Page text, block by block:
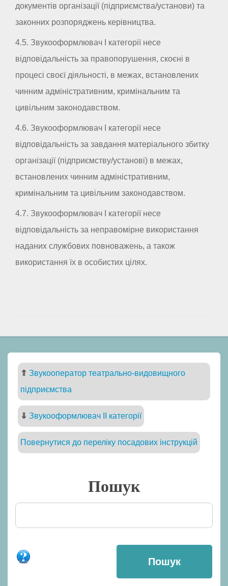
документів організації (підприємства/установи) та
законних розпоряджень керівництва.
4.5. Звукооформлювач I категорії несе
відповідальність за правопорушення, скоєні в
процесі своєї діяльності, в межах, встановлених
чинним адміністративним, кримінальним та
цивільним законодавством.
4.6. Звукооформлювач I категорії несе
відповідальність за завдання матеріального збитку
організації (підприємству/установі) в межах,
встановлених чинним адміністративним,
кримінальним та цивільним законодавством.
4.7. Звукооформлювач I категорії несе
відповідальність за неправомірне використання
наданих службових повноважень, а також
використання їх в особистих цілях.
⇑ Звукооператор театрально-видовищного
підприємства
⇓ Звукооформлювач II категорії
Повернутися до переліку посадових інструкцій
Пошук